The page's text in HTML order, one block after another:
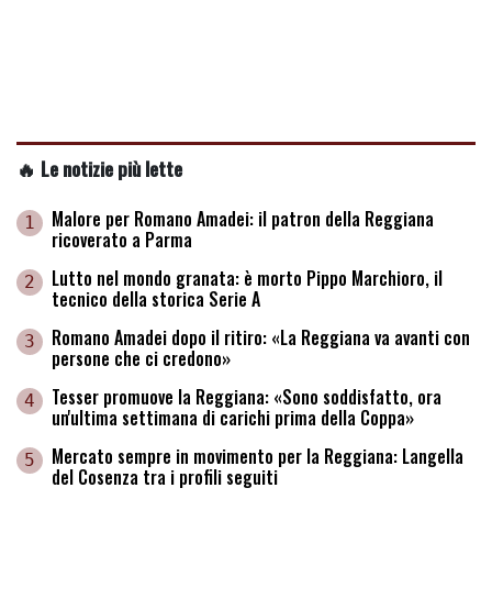
🔥 Le notizie più lette
1 Malore per Romano Amadei: il patron della Reggiana
ricoverato a Parma
2 Lutto nel mondo granata: è morto Pippo Marchioro, il
tecnico della storica Serie A
3 Romano Amadei dopo il ritiro: «La Reggiana va avanti con
persone che ci credono»
4 Tesser promuove la Reggiana: «Sono soddisfatto, ora
un'ultima settimana di carichi prima della Coppa»
5 Mercato sempre in movimento per la Reggiana: Langella
del Cosenza tra i profili seguiti